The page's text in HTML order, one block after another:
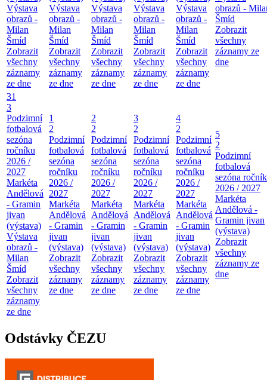
Výstava
obrazů -
Milan
Šmíd
Zobrazit
všechny
záznamy
ze dne
Výstava
obrazů -
Milan
Šmíd
Zobrazit
všechny
záznamy
ze dne
Výstava
obrazů -
Milan
Šmíd
Zobrazit
všechny
záznamy
ze dne
Výstava
obrazů -
Milan
Šmíd
Zobrazit
všechny
záznamy
ze dne
Výstava
obrazů -
Milan
Šmíd
Zobrazit
všechny
záznamy
ze dne
obrazů -
Šmíd
Zobrazit
všechny
záznamy ze
dne
31
3
Podzimní
fotbalová
sezóna
ročníku
2026 /
2027
Markéta
Andělová
- Gramin
jivan
(výstava)
Výstava
obrazů -
Milan
Šmíd
Zobrazit
všechny
záznamy
ze dne
1
2
Podzimní
fotbalová
sezóna
ročníku
2026 /
2027
Markéta
Andělová
- Gramin
jivan
(výstava)
Zobrazit
všechny
záznamy
ze dne
2
2
Podzimní
fotbalová
sezóna
ročníku
2026 /
2027
Markéta
Andělová
- Gramin
jivan
(výstava)
Zobrazit
všechny
záznamy
ze dne
3
2
Podzimní
fotbalová
sezóna
ročníku
2026 /
2027
Markéta
Andělová
- Gramin
jivan
(výstava)
Zobrazit
všechny
záznamy
ze dne
4
2
Podzimní
fotbalová
sezóna
ročníku
2026 /
2027
Markéta
Andělová
- Gramin
jivan
(výstava)
Zobrazit
všechny
záznamy
ze dne
5
2
Podzimní
fotbalová
sezóna
2026 / 2027
Markéta
Andělová -
Gramin jivan
(výstava)
Zobrazit
všechny
záznamy ze
dne
Odstávky ČEZU